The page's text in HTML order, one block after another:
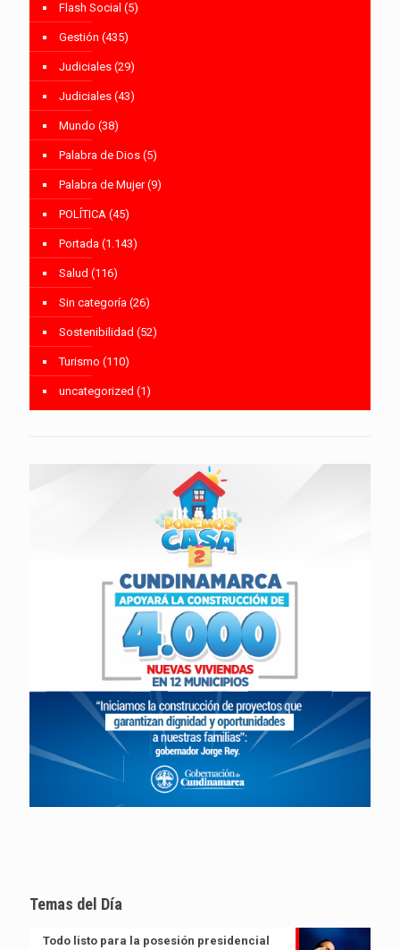
Flash Social (5)
Gestión (435)
Judiciales (29)
Judiciales (43)
Mundo (38)
Palabra de Dios (5)
Palabra de Mujer(9)
POLÍTICA (45)
Portada (1.143)
Salud (116)
Sin categoría (26)
Sostenibilidad (52)
Turismo (110)
uncategorized (1)
Temas del Día
Todo listo para la posesión presidencial